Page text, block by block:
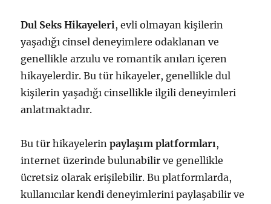
Dul Seks Hikayeleri, evli olmayan kişilerin
yaşadığı cinsel deneyimlere odaklanan ve
genellikle arzulu ve romantik anıları içeren
hikayelerdir. Bu tür hikayeler, genellikle dul
kişilerin yaşadığı cinsellikle ilgili deneyimleri
anlatmaktadır.
Bu tür hikayelerinpaylaşım platformları ,
internet üzerinde bulunabilir ve genellikle
ücretsiz olarak erişilebilir. Bu platformlarda,
kullanıcılar kendi deneyimlerini paylaşabilir ve